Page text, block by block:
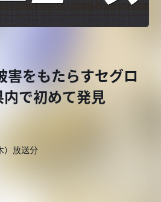
害をもたらすセグロ
で初めて発見
）放送分